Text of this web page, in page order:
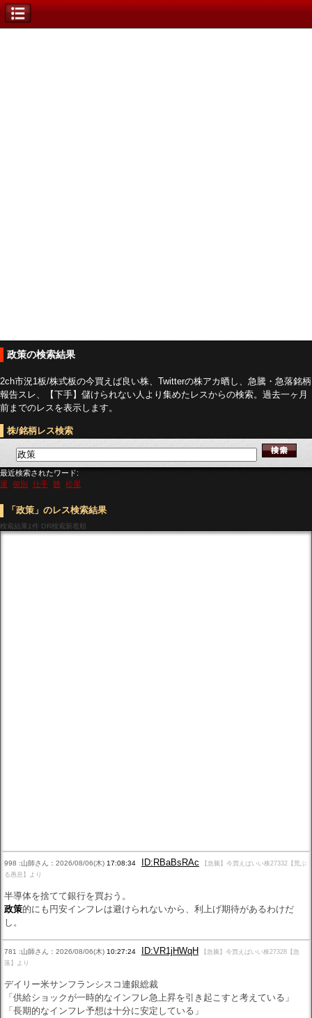
政策の検索結果
2ch市況1板/株式板の今買えば良い株、Twitterの株アカ晒し、急騰・急落銘柄
報告スレ、【下手】儲けられない人より集めたレスからの検索。過去一ヶ月
前までのレスを表示します。
株/銘柄レス検索
最近検索されたワード:
運 個別 仕手 難 松屋
「政策」のレス検索結果
検索結果1件 OR検索新着順
998 :山師さん：2026/08/06(木) 17:08:34 ID:RBaBsRAc
【急騰】今買えばいい株27332【荒ぶ
る愚息】より
半導体を捨てて銀行を買おう。
政策的にも円安インフレは避けられないから、利上げ期待があるわけだ
し。
781 :山師さん：2026/08/06(木) 10:27:24 ID:VR1jHWqH
【急騰】今買えばいい株27328【急
落】より
デイリー米サンフランシスコ連銀総裁
「供給ショックが一時的なインフレ急上昇を引き起こすと考えている」
「長期的なインフレ予想は十分に安定している」